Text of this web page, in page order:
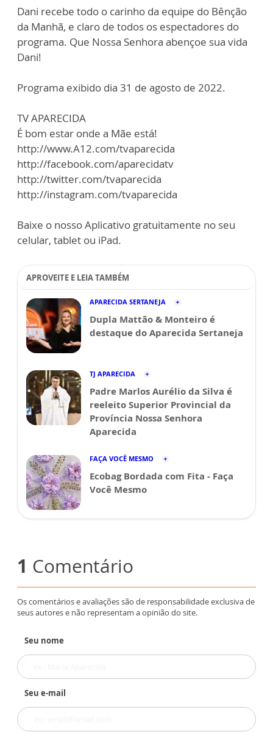
Dani recebe todo o carinho da equipe do Bênção
da Manhã, e claro de todos os espectadores do
programa. Que Nossa Senhora abençoe sua vida
Dani!
Programa exibido dia 31 de agosto de 2022.
TV APARECIDA
É bom estar onde a Mãe está!
http://www.A12.com/tvaparecida
http://facebook.com/aparecidatv
http://twitter.com/tvaparecida
http://instagram.com/tvaparecida
Baixe o nosso Aplicativo gratuitamente no seu
celular, tablet ou iPad.
APROVEITE E LEIA TAMBÉM
APARECIDA SERTANEJA
Dupla Mattão & Monteiro é
destaque do Aparecida Sertaneja
TJ APARECIDA
Padre Marlos Aurélio da Silva é
reeleito Superior Provincial da
Província Nossa Senhora
Aparecida
FAÇA VOCÊ MESMO
Ecobag Bordada com Fita - Faça
Você Mesmo
1 Comentário
Os comentários e avaliações são de responsabilidade exclusiva de
seus autores e não representam a opinião do site.
Seu nome
Seu e-mail